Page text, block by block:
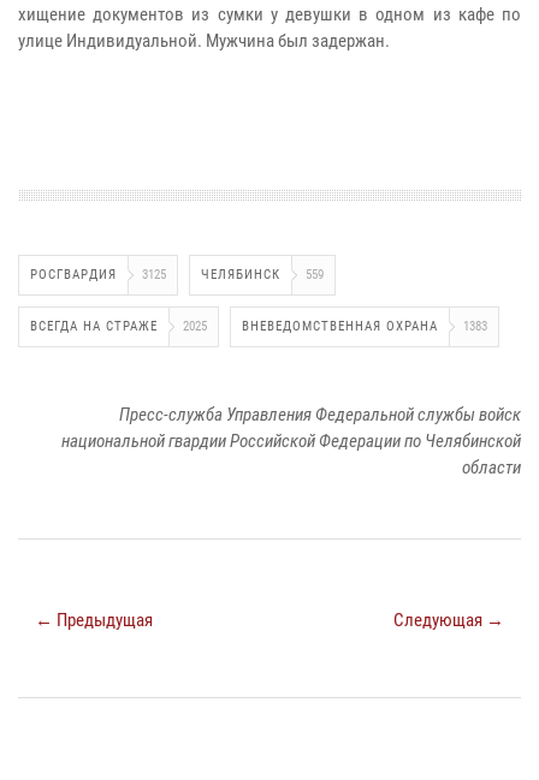
хищение документов из сумки у девушки в одном из кафе по
улице Индивидуальной. Мужчина был задержан.
РОСГВАРДИЯ 3125 ЧЕЛЯБИНСК 559
ВСЕГДА НА СТРАЖЕ 2025 ВНЕВЕДОМСТВЕННАЯ ОХРАНА 1383
Пресс-служба Управления Федеральной службы войск
национальной гвардии Российской Федерации по Челябинской
области
← Предыдущая Следующая →